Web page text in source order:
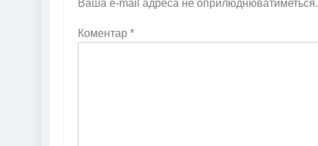
Ваша e-mail адреса не оприлюднюватиметься.
Коментар *